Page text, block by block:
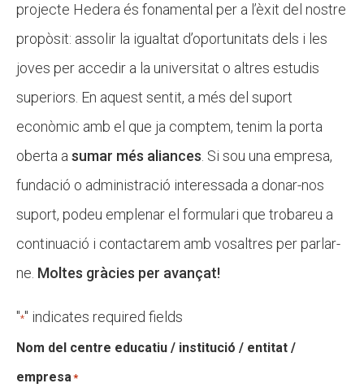
projecte Hedera és fonamental per a l’èxit del nostre
propòsit: assolir la igualtat d’oportunitats dels i les
joves per accedir a la universitat o altres estudis
superiors. En aquest sentit, a més del suport
econòmic amb el que ja comptem, tenim la porta
oberta asumar més aliances. Si sou una empresa,
fundació o administració interessada a donar-nos
suport, podeu emplenar el formulari que trobareu a
continuació i contactarem amb vosaltres per parlar-
ne. Moltes gràcies per avançat!
"*" indicates required fields
Nom del centre educatiu / institució / entitat /
empresa*